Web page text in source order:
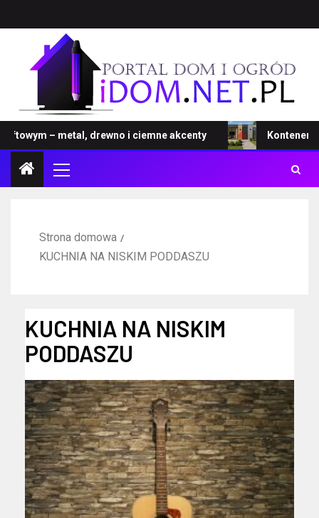
– metal, drewno i ciemne akcenty Kontener –
Strona domowa
KUCHNIA NA NISKIM PODDASZU
KUCHNIA NA NISKIM
PODDASZU